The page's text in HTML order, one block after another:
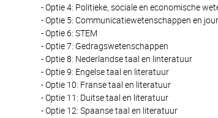
- Optie 4: Politieke, sociale en economische
- Optie 5: Communicatiewetenschappen en
- Optie 6: STEM
- Optie 7: Gedragswetenschappen
- Optie 8: Nederlandse taal en linteratuur
- Optie 9: Engelse taal en literatuur
- Optie 10: Franse taal en literatuur
- Optie 11: Duitse taal en literatuur
- Optie 12: Spaanse taal en literatuur